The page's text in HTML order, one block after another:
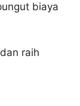
biaya
raih